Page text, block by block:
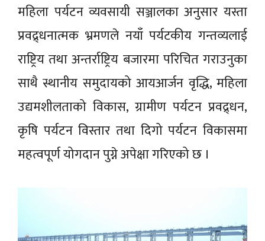
महिला पर्यटन व्यवसायी सञ्जालका अनुसार यस्ता
प्रवद्र्धनात्मक भ्रमणले नयाँ पर्यटकीय गन्तव्यलाई
राष्ट्रिय तथा अन्तर्राष्ट्रिय बजारमा परिचित गराउनुका
साथै स्थानीय समुदायको आयआर्जन वृद्धि, महिला
उद्यमशीलताको विकास, ग्रामीण पर्यटन प्रवद्र्धन,
कृषि पर्यटन विस्तार तथा दिगो पर्यटन विकासमा
महत्वपूर्ण योगदान पुग्ने अपेक्षा गरिएको छ ।